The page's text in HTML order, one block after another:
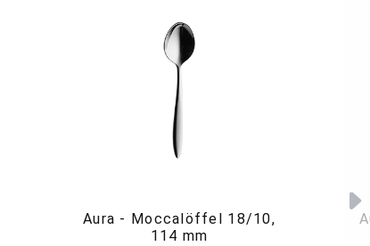
Aura - Moccalöffel 18/10,
114 mm